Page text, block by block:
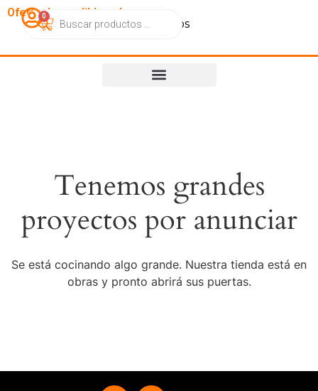
OfertasImperdibles.cl
CatálogoContactoNosotros
0
Tenemos grandes
proyectos por anunciar
Se está cocinando algo grande. Nuestra tienda está en
obras y pronto abrirá sus puertas.